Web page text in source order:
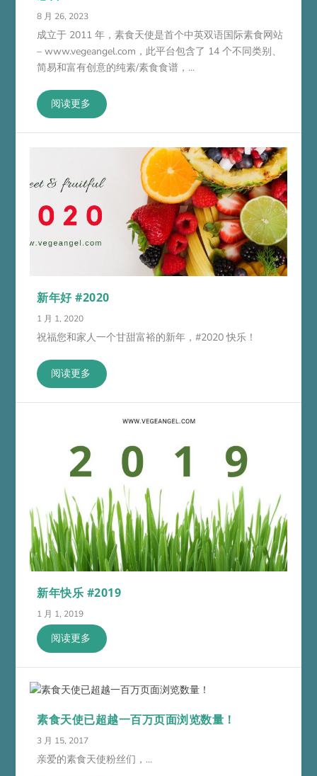
8 月 26, 2023
成立于 2011 年，素食天使是首个中英双语国际素食网站
– www.vegeangel.com，此平台包含了 14 个不同类别、
简易和富有创意的纯素/素食食谱，...
阅读更多
新年好 #2020
1 月 1, 2020
祝福您和家人一个甘甜富裕的新年，#2020 快乐！
阅读更多
新年快乐 #2019
1 月 1, 2019
阅读更多
素食天使已超越一百万页面浏览数量！
3 月 15, 2017
亲爱的素食天使粉丝们，...